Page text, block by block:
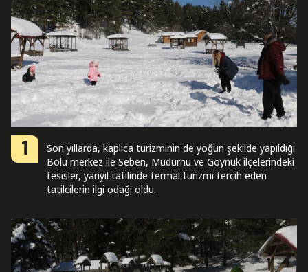
1
Son yıllarda, kaplıca turizminin de yoğun şekilde yapıldığı
Bolu merkez ile Seben, Mudurnu ve Göynük ilçelerindeki
tesisler, yarıyıl tatilinde termal turizmi tercih eden
tatilcilerin ilgi odağı oldu.